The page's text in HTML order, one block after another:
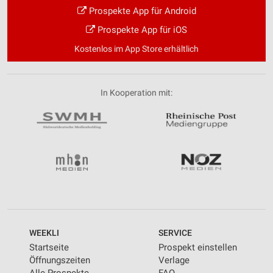
Prospekte App für Android
Prospekte App für iOS
Kostenlos im App Store erhältlich
In Kooperation mit:
WEEKLI
Startseite
Öffnungszeiten
SERVICE
Prospekt einstellen
Verlage